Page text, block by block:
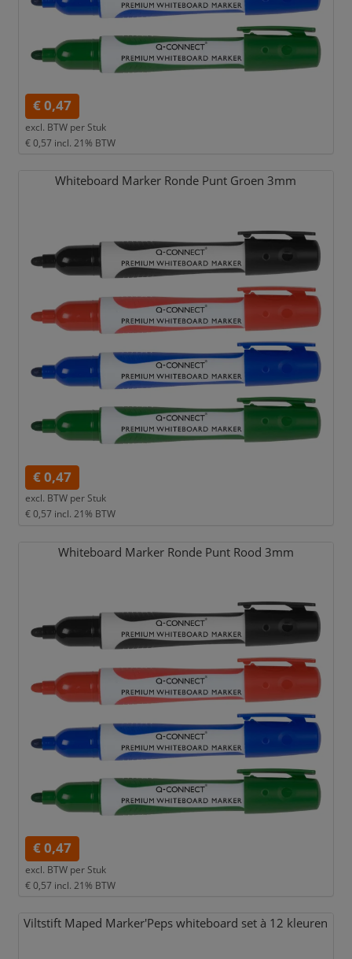
€ 0,47
excl. BTW per Stuk
€ 0,57 incl. 21% BTW
Whiteboard Marker Ronde Punt Groen 3mm
€ 0,47
excl. BTW per Stuk
€ 0,57 incl. 21% BTW
Whiteboard Marker Ronde Punt Rood 3mm
€ 0,47
excl. BTW per Stuk
€ 0,57 incl. 21% BTW
Viltstift Maped Marker'Peps whiteboard set à 12 kleuren